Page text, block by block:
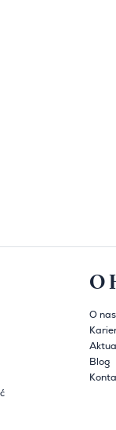
O
O nas
Blog